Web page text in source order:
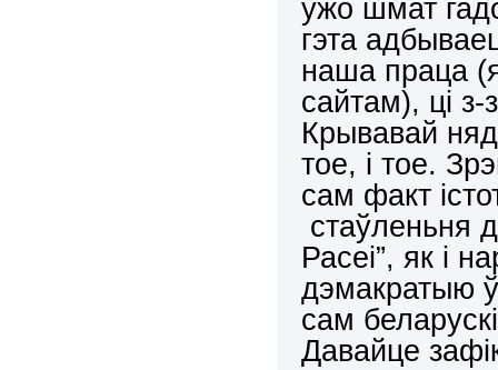
ўжо шмат
гэта
наша праца
сайтам), ці з-
Крывавай
тое, і тое.
сам факт
стаўленьня
Расеі”, як і
дэмакратыю
сам
Давайце